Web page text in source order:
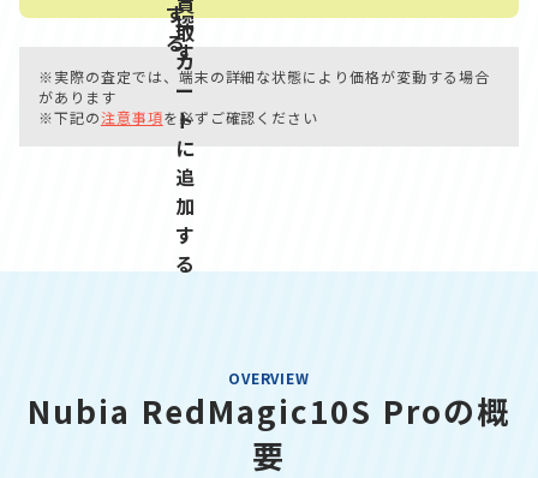
※実際の査定では、端末の詳細な状態により価格が変動する場合
があります
※下記の注意事項を必ずご確認ください
OVERVIEW
Nubia RedMagic10S Proの概
要